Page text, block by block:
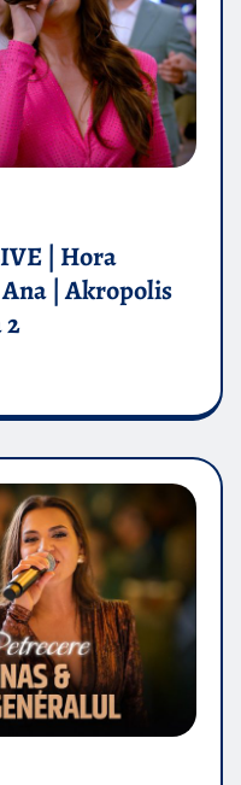
| Hora
| Akropolis
2